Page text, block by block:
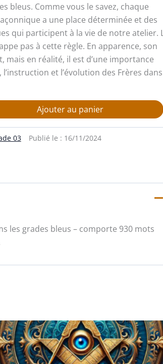
bleus. Comme vous le savez, chaque
a une place déterminée et des
qui participent à la vie de notre atelier.
pas à cette règle. En apparence, son
mais en réalité, il est d’une importance
et l’évolution des Frères
Ajouter au panier
03 Publié le : 16/11/2024
les grades bleus – comporte 930 mots